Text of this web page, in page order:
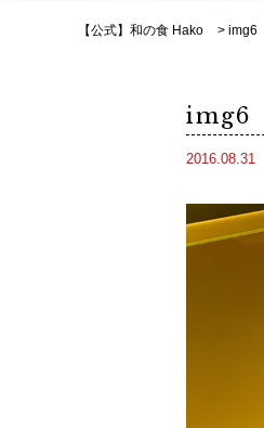
【公式】和の食 Hako > img6
img6
2016.08.31